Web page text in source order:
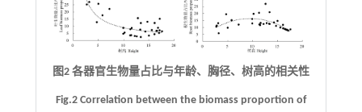
图2 各器官生物量占比与年龄、胸径、树高的相关性
Fig.2 Correlation between the biomass proportion of